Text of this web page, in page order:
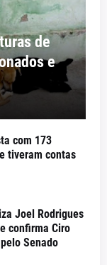
de
e
com 173
tiveram contas
Joel Rodrigues
confirma Ciro
Senado